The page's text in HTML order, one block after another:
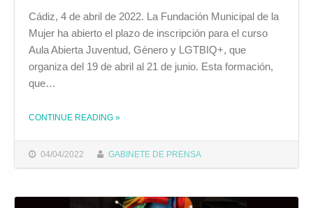
04/04/2022 GABINETE DE PRENSA
Cádiz, 4 de abril de 2022. La Fundación Municipal de la
Mujer ha abierto el plazo de inscripción para el curso
Aula Abierta Juventud, Género y LGTBIQ+, que
organiza del 19 de abril al 21 de junio. Esta formación,
que…
CONTINUE READING
THE "LA FUNDACIÓN MUNICIPAL DE LA MUJER ABRE EL PLAZO DE INSCRIPCIÓN PARA EL CURSO AULA ABIERTA JUVENTUD, GÉNERO Y LGTBIQ+"
»